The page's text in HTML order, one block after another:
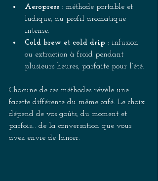
Aeropress : méthode portable et
ludique, au profil aromatique
intense.
Cold brew et cold drip : infusion
ou extraction à froid pendant
plusieurs heures, parfaite pour l’été.
Chacune de ces méthodes révèle une
facette différente du même café. Le choix
dépend de vos goûts, du moment et
parfois... de la conversation que vous
avez envie de lancer.